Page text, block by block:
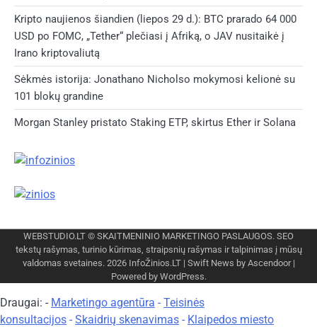
Kripto naujienos šiandien (liepos 29 d.): BTC prarado 64 000
USD po FOMC, „Tether“ plečiasi į Afriką, o JAV nusitaikė į
Irano kriptovaliutą
Sėkmės istorija: Jonathano Nicholso mokymosi kelionė su
101 blokų grandine
Morgan Stanley pristato Staking ETP, skirtus Ether ir Solana
WEBSTUDIO.LT © SKAITMENINIO MARKETINGO PASLAUGOS. SEO
tekstų rašymas, turinio kūrimas, straipsnių rašymas ir talpinimas į mūsų
valdomas svetaines. 2026 InfoŽinios.LT| Swift News by Ascendoor|
Powered by WordPress.
Draugai: - Marketingo agentūra - Teisinės
konsultacijos - Skaidrių skenavimas - Klaipedos miesto